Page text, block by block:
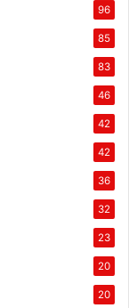
96
85
83
46
42
42
36
32
23
20
20